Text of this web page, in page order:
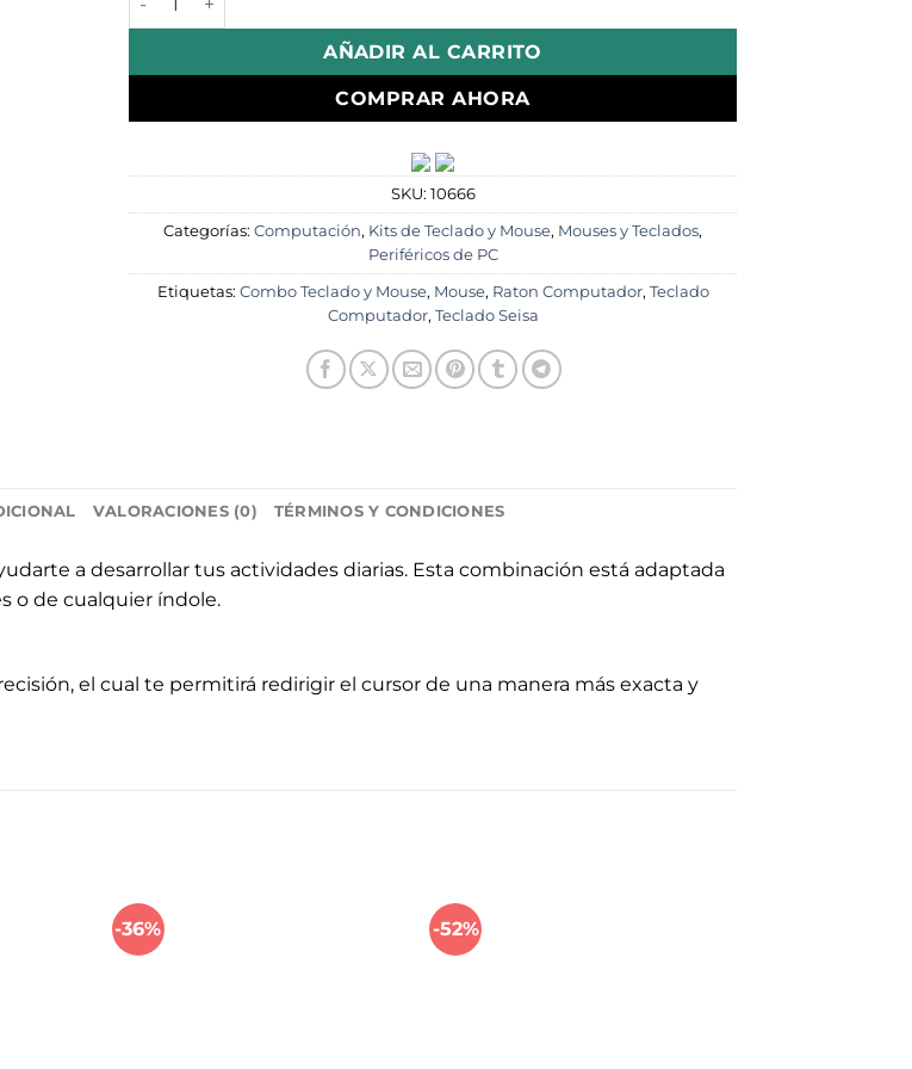
AÑADIR AL CARRITO
COMPRAR AHORA
SKU: 10666
Categorías: Computación, Kits de Teclado y Mouse, Mouses y Teclados,
Periféricos de PC
Etiquetas: Combo Teclado y Mouse, Mouse, Raton Computador, Teclado
Computador, Teclado Seisa
VALORACIONES (0) TÉRMINOS Y CONDICIONES
a desarrollar tus actividades diarias. Esta combinación está adaptada
o de cualquier índole.
el cual te permitirá redirigir el cursor de una manera más exacta y
-36% -52%